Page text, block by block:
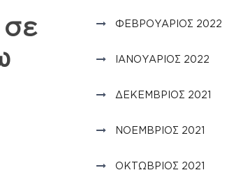
ΦΕΒΡΟΥΆΡΙΟΣ 2022
ΙΑΝΟΥΆΡΙΟΣ 2022
ΔΕΚΈΜΒΡΙΟΣ 2021
ΝΟΈΜΒΡΙΟΣ 2021
ΟΚΤΏΒΡΙΟΣ 2021